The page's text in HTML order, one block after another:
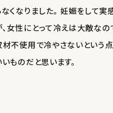
person 会員登録
なくなりました。 妊娠をして実
、女性にとって冷えは大敵なの
材不使用で冷やさないという
いものだと思います。